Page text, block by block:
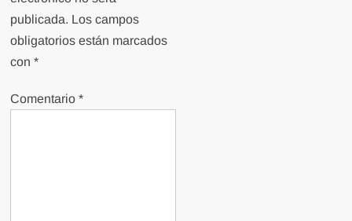
publicada. Los campos
obligatorios están marcados
con*
Comentario*